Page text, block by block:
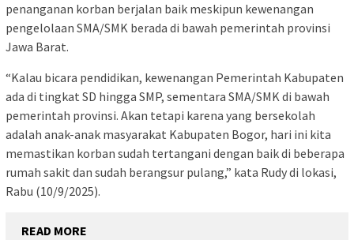
penanganan korban berjalan baik meskipun kewenangan
pengelolaan SMA/SMK berada di bawah pemerintah provinsi
Jawa Barat.
“Kalau bicara pendidikan, kewenangan Pemerintah Kabupaten
ada di tingkat SD hingga SMP, sementara SMA/SMK di bawah
pemerintah provinsi. Akan tetapi karena yang bersekolah
adalah anak-anak masyarakat Kabupaten Bogor, hari ini kita
memastikan korban sudah tertangani dengan baik di beberapa
rumah sakit dan sudah berangsur pulang,” kata Rudy di lokasi,
Rabu (10/9/2025).
READ MORE